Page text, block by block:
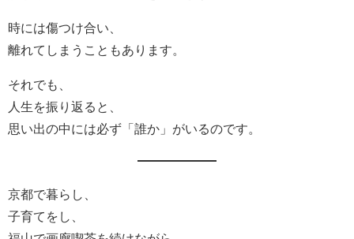
時には傷つけ合い、
離れてしまうこともあります。
それでも、
人生を振り返ると、
思い出の中には必ず「誰か」がいるのです。
京都で暮らし、
子育てをし、